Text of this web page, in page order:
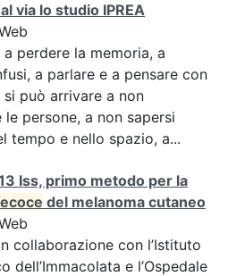
via lo studio IPREA
perdere la memoria, a
a parlare e a pensare con
può arrivare a non
le persone, a non sapersi
tempo e nello spazio, a...
Iss, primo metodo per la
del melanoma cutaneo
collaborazione con l’Istituto
dell’Immacolata e l’Ospedale